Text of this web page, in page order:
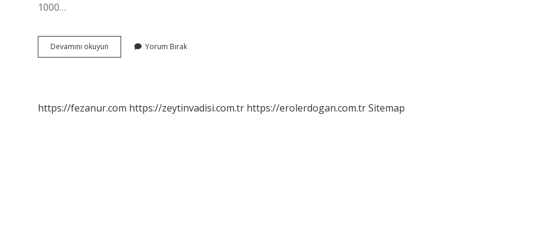
1000…
Devamını okuyun
500
Verilir
Yorum Bırak
https://fezanur.com https://zeytinvadisi.com.tr https://erolerdogan.com.trSitemap